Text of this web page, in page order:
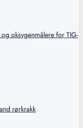
oksygenmålere for TIG-
rørkrakk